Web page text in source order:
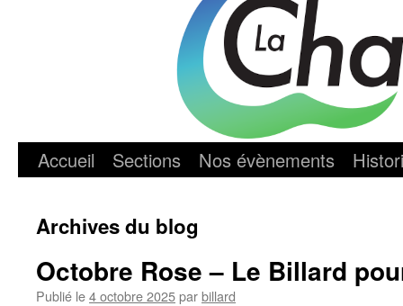
Accueil Sections Nos évènements
Archives du blog
Octobre Rose – Le Billard
Publié le4 octobre 2025parbillard